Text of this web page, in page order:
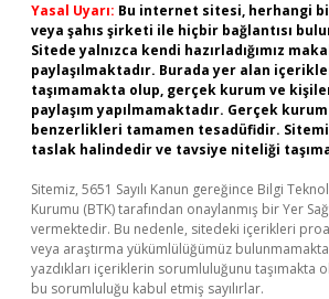
Yasal Uyarı: Bu internet sitesi, herhangi
veya şahıs şirketi ile hiçbir bağlantısı
Sitede yalnızca kendi hazırladığımız
paylaşılmaktadır. Burada yer alan
taşımamakta olup, gerçek kurum ve
paylaşım yapılmamaktadır. Gerçek
benzerlikleri tamamen tesadüfidir.
taslak halindedir ve tavsiye niteliği
Sitemiz, 5651 Sayılı Kanun gereğince Bilgi
Kurumu (BTK) tarafından onaylanmış bir Yer
vermektedir. Bu nedenle, sitedeki içerikleri
veya araştırma yükümlülüğümüz
yazdıkları içeriklerin sorumluluğunu taşımakta
bu sorumluluğu kabul etmiş sayılırlar.